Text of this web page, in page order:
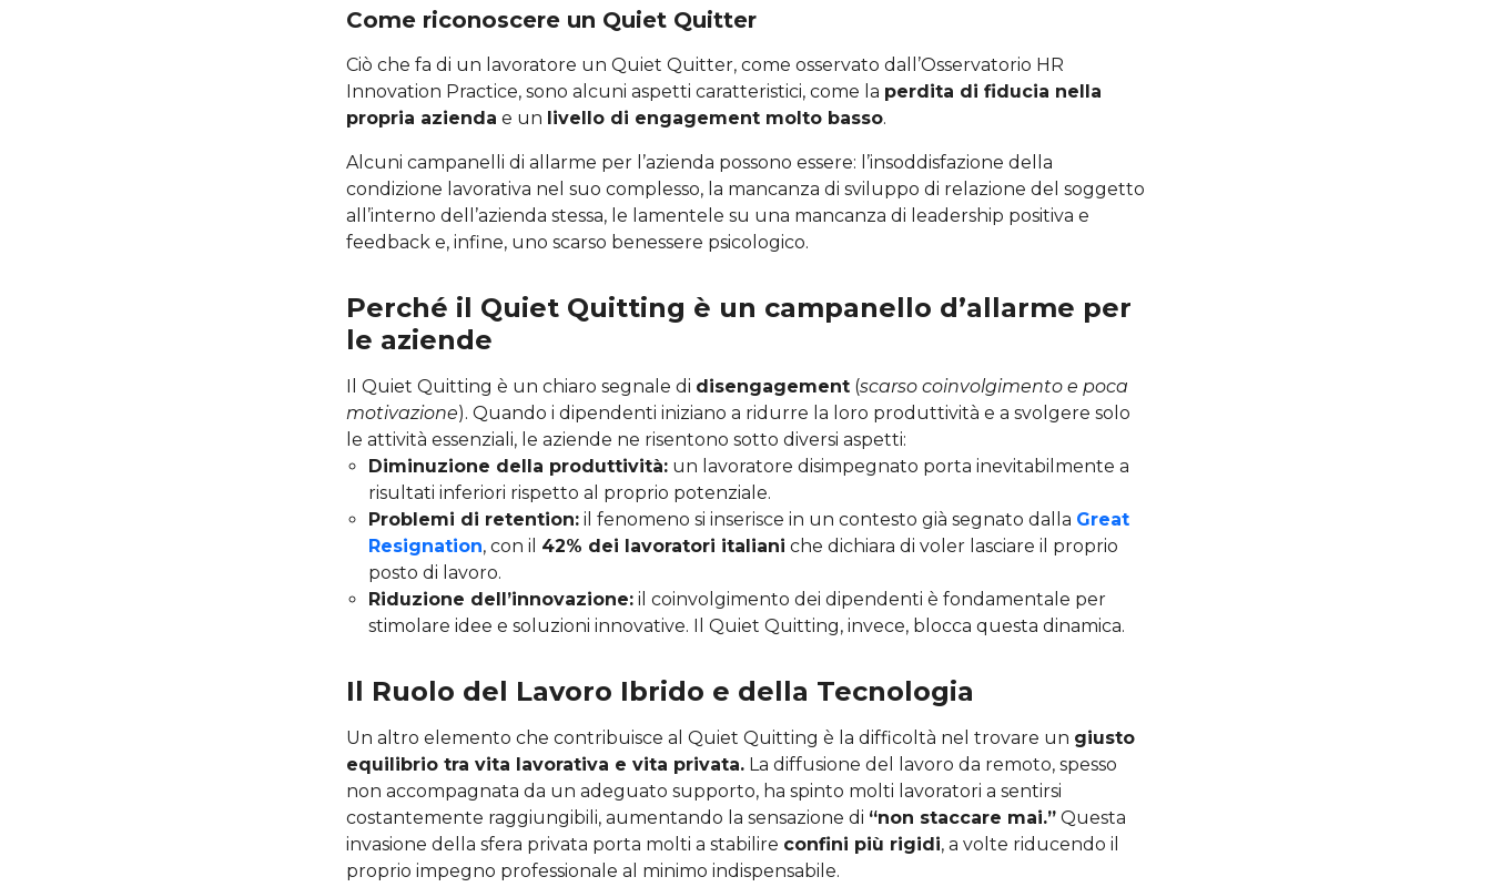
Come riconoscere un Quiet Quitter
Ciò che fa di un lavoratore un Quiet Quitter, come osservato dall’Osservatorio HR
Innovation Practice, sono alcuni aspetti caratteristici, come la perdita di fiducia nella
propria azienda e un livello di engagement molto basso.
Alcuni campanelli di allarme per l’azienda possono essere: l’insoddisfazione della
condizione lavorativa nel suo complesso, la mancanza di sviluppo di relazione del soggetto
all’interno dell’azienda stessa, le lamentele su una mancanza di leadership positiva e
feedback e, infine, uno scarso benessere psicologico.
Perché il Quiet Quitting è un campanello d’allarme per
le aziende
Il Quiet Quitting è un chiaro segnale di disengagement (scarso coinvolgimento e poca
motivazione). Quando i dipendenti iniziano a ridurre la loro produttività e a svolgere solo
le attività essenziali, le aziende ne risentono sotto diversi aspetti:
Diminuzione della produttività: un lavoratore disimpegnato porta inevitabilmente a
risultati inferiori rispetto al proprio potenziale.
Problemi di retention: il fenomeno si inserisce in un contesto già segnato dalla Great
Resignation, con il 42% dei lavoratori italiani che dichiara di voler lasciare il proprio
posto di lavoro.
Riduzione dell’innovazione: il coinvolgimento dei dipendenti è fondamentale per
stimolare idee e soluzioni innovative. Il Quiet Quitting, invece, blocca questa dinamica.
Il Ruolo del Lavoro Ibrido e della Tecnologia
Un altro elemento che contribuisce al Quiet Quitting è la difficoltà nel trovare un giusto
equilibrio tra vita lavorativa e vita privata. La diffusione del lavoro da remoto, spesso
non accompagnata da un adeguato supporto, ha spinto molti lavoratori a sentirsi
costantemente raggiungibili, aumentando la sensazione di “non staccare mai.” Questa
invasione della sfera privata porta molti a stabilire confini più rigidi, a volte riducendo il
proprio impegno professionale al minimo indispensabile.